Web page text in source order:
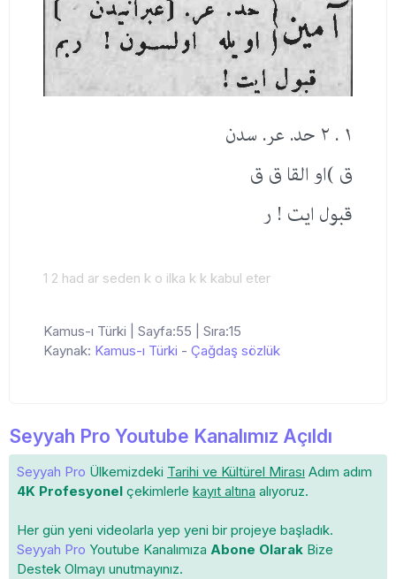
١ . ٢ حد. عر. سدن
ق )او القا ق ق
قبول ایت ! ر
1 2 had ar seden k o ilka k k kabul eter
Kamus-ı Türki | Sayfa:55 | Sıra:15
Kaynak: Kamus-ı Türki - Çağdaş sözlük
Seyyah Pro Youtube Kanalımız Açıldı
Seyyah Pro Ülkemizdeki Tarihi ve Kültürel Mirası Adım adım
4K Profesyonel çekimlerle kayıt altına alıyoruz.
Her gün yeni videolarla yep yeni bir projeye başladık.
Seyyah Pro Youtube Kanalımıza Abone Olarak Bize
Destek Olmayı unutmayınız.